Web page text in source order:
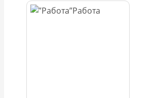
Работа